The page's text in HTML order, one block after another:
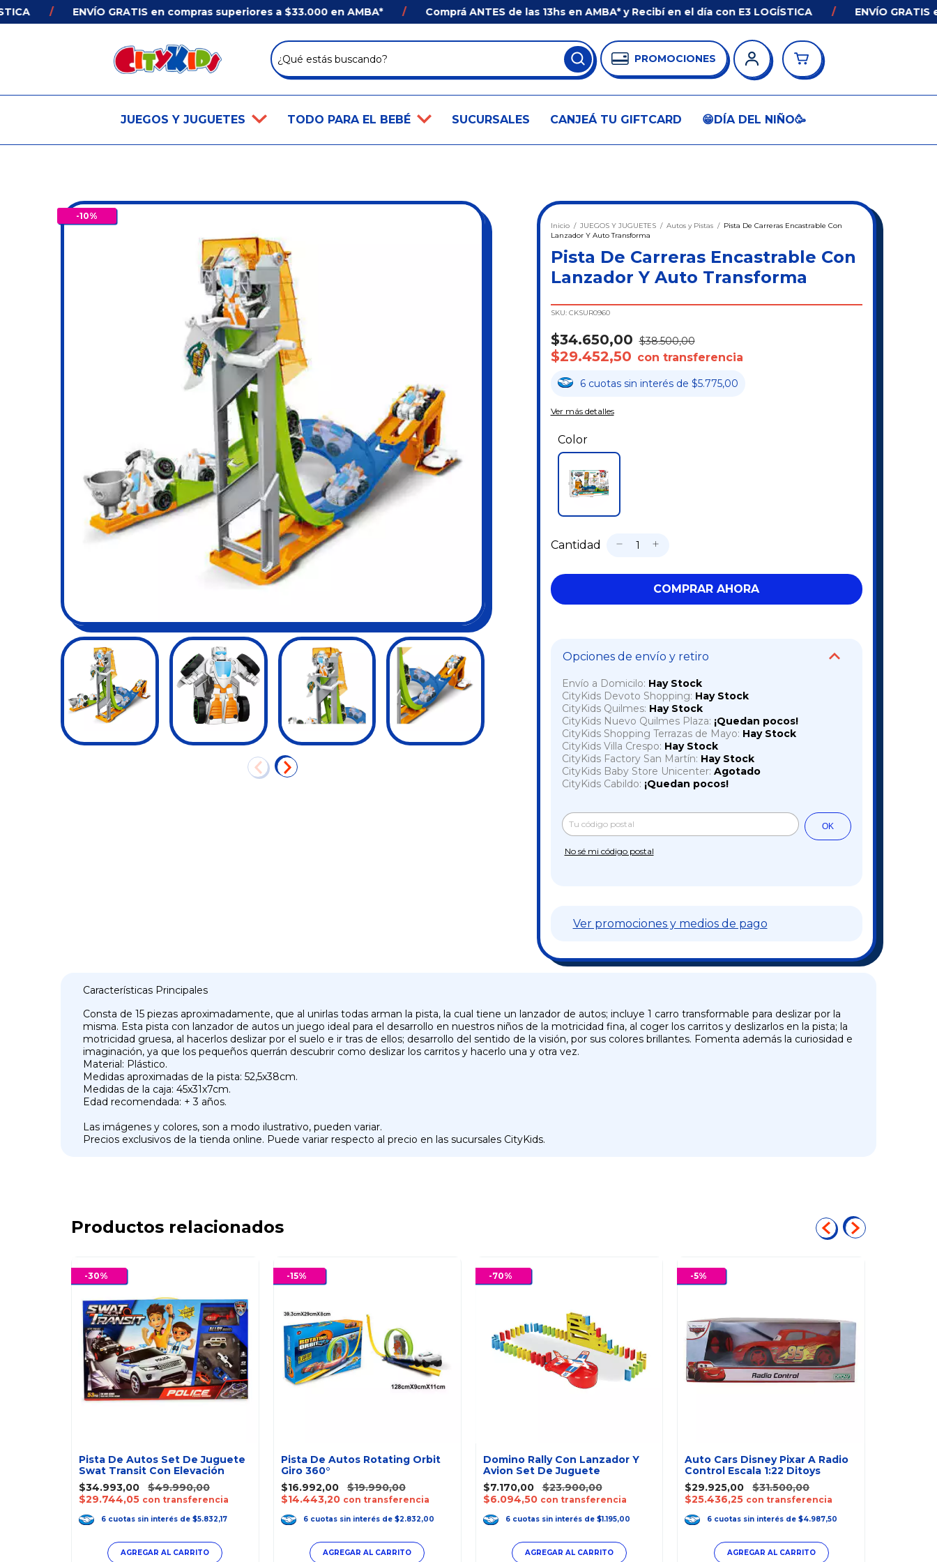
/ ENVÍO GRATIS en compras superiores a $33.000 en AMBA* / Comprá ANTES de las 13hs en AMBA* y Recibí en el día con E3 LOGÍSTICA / ENVÍO GRATIS en
PROMOCIONES
JUEGOS Y JUGUETES TODO PARA EL BEBÉ SUCURSALES CANJEÁ TU GIFTCARD 😁DÍA DEL NIÑO🥳
-10%
Inicio / JUEGOS Y JUGUETES / Autos y Pistas / Pista De Carreras Encastrable Con
Lanzador Y Auto Transforma
Pista De Carreras Encastrable Con
Lanzador Y Auto Transforma
SKU: CKSUR0960
$34.650,00 $38.500,00
$29.452,50 con transferencia
6 cuotas sin interés de $5.775,00
Ver más detalles
Color
Cantidad
Opciones de envío y retiro
Envío a Domicilo: Hay Stock
CityKids Devoto Shopping: Hay Stock
CityKids Quilmes: Hay Stock
CityKids Nuevo Quilmes Plaza: ¡Quedan pocos!
CityKids Shopping Terrazas de Mayo: Hay Stock
CityKids Villa Crespo: Hay Stock
CityKids Factory San Martín: Hay Stock
CityKids Baby Store Unicenter: Agotado
CityKids Cabildo: ¡Quedan pocos!
Entregas para el CP: Cambiar CP
OK
No sé mi código postal
Ver promociones y medios de pago
Características Principales
Consta de 15 piezas aproximadamente, que al unirlas todas arman la pista, la cual tiene un lanzador de autos; incluye 1 carro transformable para deslizar por la
misma. Esta pista con lanzador de autos un juego ideal para el desarrollo en nuestros niños de la motricidad fina, al coger los carritos y deslizarlos en la pista; la
motricidad gruesa, al hacerlos deslizar por el suelo e ir tras de ellos; desarrollo del sentido de la visión, por sus colores brillantes. Fomenta además la curiosidad e
imaginación, ya que los pequeños querrán descubrir como deslizar los carritos y hacerlo una y otra vez.
Material: Plástico.
Medidas aproximadas de la pista: 52,5x38cm.
Medidas de la caja: 45x31x7cm.
Edad recomendada: + 3 años.
Las imágenes y colores, son a modo ilustrativo, pueden variar.
Precios exclusivos de la tienda online. Puede variar respecto al precio en las sucursales CityKids.
Productos relacionados
-30%
Pista De Autos Set De Juguete
Swat Transit Con Elevación
$34.993,00
$49.990,00
$29.744,05 con transferencia
6 cuotas sin interés de $5.832,17
-15%
Pista De Autos Rotating Orbit
Giro 360°
$16.992,00
$19.990,00
$14.443,20 con transferencia
6 cuotas sin interés de $2.832,00
-70%
Domino Rally Con Lanzador Y
Avion Set De Juguete
$7.170,00
$23.900,00
$6.094,50 con transferencia
6 cuotas sin interés de $1.195,00
-5%
Auto Cars Disney Pixar A Radio
Control Escala 1:22 Ditoys
$29.925,00
$31.500,00
$25.436,25 con transferencia
6 cuotas sin interés de$4.987,50